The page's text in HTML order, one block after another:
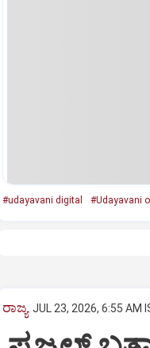
#udayavani digital #Udayavani
ರಾಜ್ಯ JUL 23, 2026, 6:55 AM